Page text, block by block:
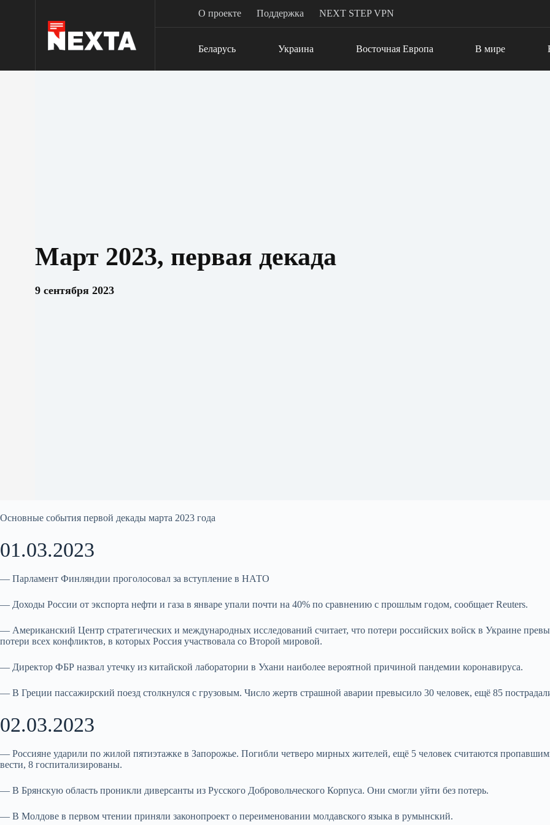
О проекте Поддержка NEXT STEP VPN
Беларусь Украина Восточная Европа В мире
Март 2023, первая декада
9 сентября 2023
Основные события первой декады марта 2023 года
01.03.2023
— Парламент Финляндии проголосовал за вступление в НАТО
— Доходы России от экспорта нефти и газа в январе упали почти на 40% по сравнению с прошлым годом, сообщает Reuters.
— Американский Центр стратегических и международных исследований считает, что потери российских войск в Украине
потери всех конфликтов, в которых Россия участвовала со Второй мировой.
— Директор ФБР назвал утечку из китайской лаборатории в Ухани наиболее вероятной причиной пандемии коронавируса.
— В Греции пассажирский поезд столкнулся с грузовым. Число жертв страшной аварии превысило 30 человек, ещё 85
02.03.2023
— Россияне ударили по жилой пятиэтажке в Запорожье. Погибли четверо мирных жителей, ещё 5 человек считаются
вести, 8 госпитализированы.
— В Брянскую область проникли диверсанты из Русского Добровольческого Корпуса. Они смогли уйти без потерь.
— В Молдове в первом чтении приняли законопроект о переименовании молдавского языка в румынский.